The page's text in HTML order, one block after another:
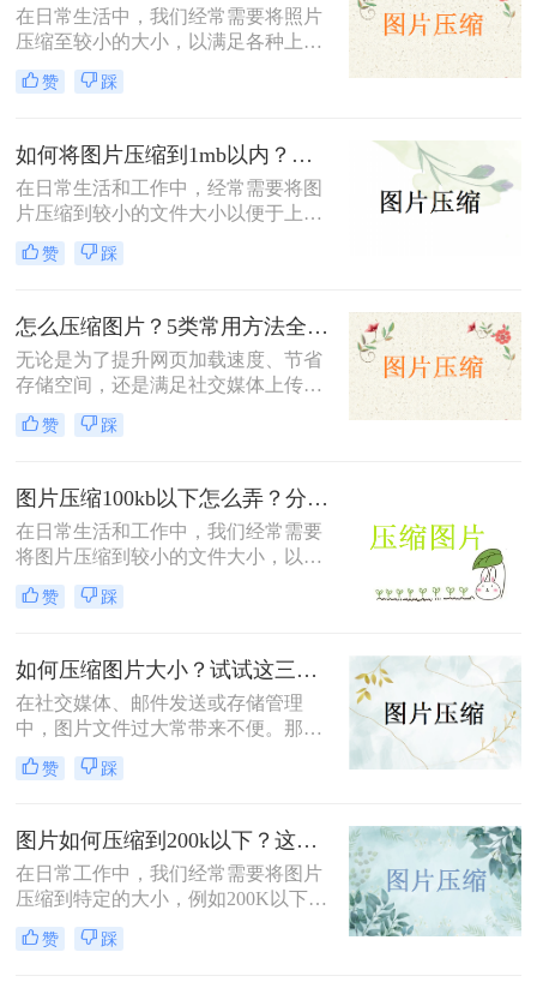
在日常生活中，我们经常需要将照片
压缩至较小的大小，以满足各种上
传、分享或存储的需求。那么照片如
何免费压缩200k以下呢？本文将介绍
法。
赞 踩
如何将图片压缩到1mb以内？教你三种压缩方法！
在日常生活和工作中，经常需要将图
片压缩到较小的文件大小以便于上
传、分享或存储。那么如何将图片压
缩到1mb以内呢？本文将详细介绍几
赞 踩
怎么压缩图片？5类常用方法全解析！
无论是为了提升网页加载速度、节省
存储空间，还是满足社交媒体上传限
制，图片压缩都是高频需求。那么怎
么压缩图片呢？本文系统梳理5类主
你快速掌握压缩技巧。
赞 踩
图片压缩100kb以下怎么弄？分享4个高效压缩方法！
在日常生活和工作中，我们经常需要
将图片压缩到较小的文件大小，以便
于上传、发送或存储。将图片压缩到
100KB以下是一个常见的需求。那么
将详细介绍几种实现这一目标的方
法。
赞 踩
如何压缩图片大小？试试这三种简单有效的压缩方法！
在社交媒体、邮件发送或存储管理
中，图片文件过大常带来不便。那么
如何压缩图片大小呢？本文整理了三
种简单有效的压缩方法，助您快速压
赞 踩
图片如何压缩到200k以下？这三种方法简单又高效！
在日常工作中，我们经常需要将图片
压缩到特定的大小，例如200K以下，
以满足电子邮件附件、网站上传或社
交媒体分享的要求。那么图片如何压
赞 踩